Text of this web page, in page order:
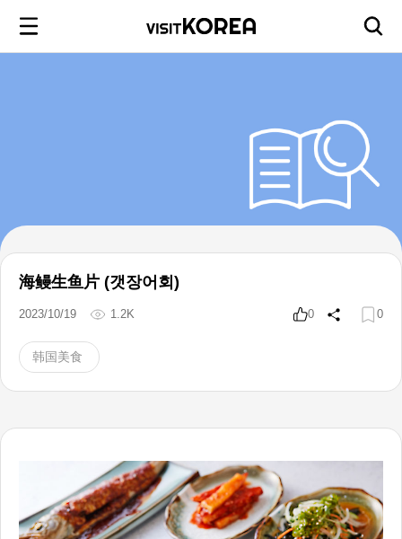
海鳗生鱼片 (갯장어회)
2023/10/19 1.2K 0 0
韩国美食